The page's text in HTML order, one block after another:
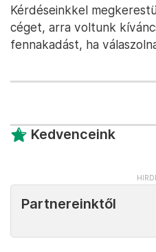
Kérdéseinkkel
céget, arra voltunk
fennakadást, ha
Kedvenceink
Partnereinktől